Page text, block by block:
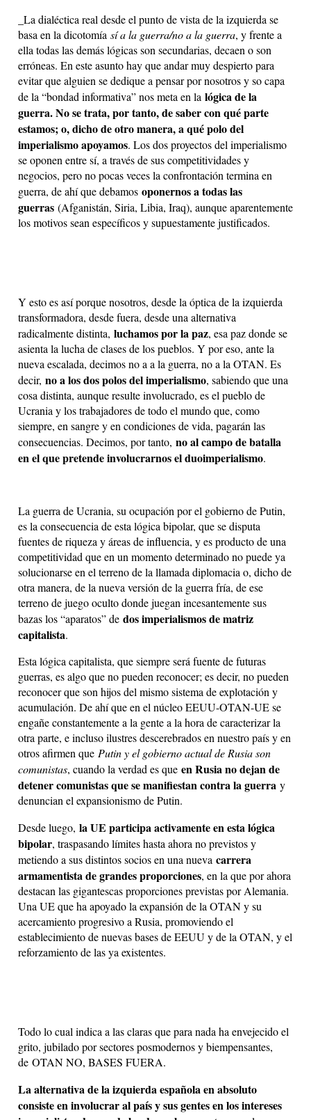
La dialéctica real desde el punto de vista de la izquierda se
basa en la dicotomía sí a la guerra/no a la guerra, y frente a
ella todas las demás lógicas son secundarias, decaen o son
erróneas. En este asunto hay que andar muy despierto para
evitar que alguien se dedique a pensar por nosotros y so capa
de la “bondad informativa” nos meta en la lógica de la
guerra. No se trata, por tanto, de saber con qué parte
estamos; o, dicho de otro manera, a qué polo del
imperialismo apoyamos. Los dos proyectos del imperialismo
se oponen entre sí, a través de sus competitividades y
negocios, pero no pocas veces la confrontación termina en
guerra, de ahí que debamos oponernos a todas las
guerras(Afganistán, Siria, Libia, Iraq), aunque aparentemente
los motivos sean específicos y supuestamente justificados.
Y esto es así porque nosotros, desde la óptica de la izquierda
transformadora, desde fuera, desde una alternativa
radicalmente distinta, luchamos por la paz, esa paz donde se
asienta la lucha de clases de los pueblos. Y por eso, ante la
nueva escalada, decimos no a a la guerra, no a la OTAN. Es
decir, no a los dos polos del imperialismo, sabiendo que una
cosa distinta, aunque resulte involucrado, es el pueblo de
Ucrania y los trabajadores de todo el mundo que, como
siempre, en sangre y en condiciones de vida, pagarán las
consecuencias. Decimos, por tanto, no al campo de batalla
en el que pretende involucrarnos el duoimperialismo.
La guerra de Ucrania, su ocupación por el gobierno de Putin,
es la consecuencia de esta lógica bipolar, que se disputa
fuentes de riqueza y áreas de influencia, y es producto de una
competitividad que en un momento determinado no puede ya
solucionarse en el terreno de la llamada diplomacia o, dicho de
otra manera, de la nueva versión de la guerra fría, de ese
terreno de juego oculto donde juegan incesantemente sus
bazas los “aparatos” de dos imperialismos de matriz
capitalista.
Esta lógica capitalista, que siempre será fuente de futuras
guerras, es algo que no pueden reconocer; es decir, no pueden
reconocer que son hijos del mismo sistema de explotación y
acumulación. De ahí que en el núcleo EEUU-OTAN-UE se
engañe constantemente a la gente a la hora de caracterizar la
otra parte, e incluso ilustres descerebrados en nuestro país y en
otros afirmen que Putin y el gobierno actual de Rusia son
comunistas, cuando la verdad es que en Rusia no dejan de
detener comunistas que se manifiestan contra la guerra y
denuncian el expansionismo de Putin.
Desde luego, la UE participa activamente en esta lógica
bipolar, traspasando límites hasta ahora no previstos y
metiendo a sus distintos socios en una nueva carrera
armamentista de grandes proporciones, en la que por ahora
destacan las gigantescas proporciones previstas por Alemania.
Una UE que ha apoyado la expansión de la OTAN y su
acercamiento progresivo a Rusia, promoviendo el
establecimiento de nuevas bases de EEUU y de la OTAN, y el
reforzamiento de las ya existentes.
Todo lo cual indica a las claras que para nada ha envejecido el
grito, jubilado por sectores posmodernos y biempensantes,
de OTAN NO, BASES FUERA.
La alternativa de la izquierda española en absoluto
consiste en involucrar al país y sus gentes en los intereses